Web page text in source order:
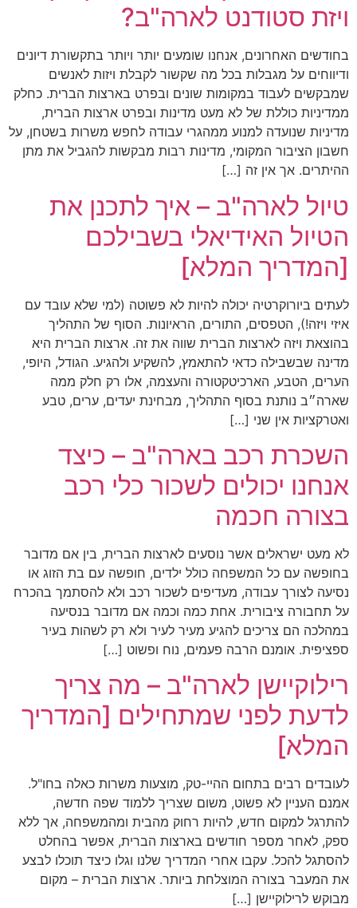
ויזת סטודנט לארה"ב?
בחודשים האחרונים, אנחנו שומעים יותר ויותר בתקשורת דיונים
ודיווחים על מגבלות בכל מה שקשור לקבלת ויזות לאנשים
שמבקשים לעבוד במקומות שונים ובפרט בארצות הברית. כחלק
ממדיניות כוללת של לא מעט מדינות ובפרט ארצות הברית,
מדיניות שנועדה למנוע ממהגרי עבודה לחפש משרות בשטחן, על
חשבון הציבור המקומי, מדינות רבות מבקשות להגביל את מתן
ההיתרים. אך אין זה […]
טיול לארה"ב – איך לתכנן את
הטיול האידיאלי בשבילכם
[המדריך המלא]
לעתים ביורוקרטיה יכולה להיות לא פשוטה (למי שלא עובד עם
איזי ויזה!), הטפסים, התורים, הראיונות. הסוף של התהליך
בהוצאת ויזה לארצות הברית שווה את זה. ארצות הברית היא
מדינה שבשבילה כדאי להתאמץ, להשקיע ולהגיע. הגודל, היופי,
הערים, הטבע, הארכיטקטורה והעצמה, אלו רק חלק ממה
שארה״ב נותנת בסוף התהליך, מבחינת יעדים, ערים, טבע
ואטרקציות אין שני […]
השכרת רכב בארה"ב – כיצד
אנחנו יכולים לשכור כלי רכב
בצורה חכמה
לא מעט ישראלים אשר נוסעים לארצות הברית, בין אם מדובר
בחופשה עם כל המשפחה כולל ילדים, חופשה עם בת הזוג או
נסיעה לצורך עבודה, מעדיפים לשכור רכב ולא להסתמך בהכרח
על תחבורה ציבורית. אחת כמה וכמה אם מדובר בנסיעה
במהלכה הם צריכים להגיע מעיר לעיר ולא רק לשהות בעיר
ספציפית. אומנם הרבה פעמים, נוח ופשוט […]
רילוקיישן לארה"ב – מה צריך
לדעת לפני שמתחילים [המדריך
המלא]
לעובדים רבים בתחום ההיי-טק, מוצעות משרות כאלה בחו"ל.
אמנם העניין לא פשוט, משום שצריך ללמוד שפה חדשה,
להתרגל למקום חדש, להיות רחוק מהבית ומהמשפחה, אך ללא
ספק, לאחר מספר חודשים בארצות הברית, אפשר בהחלט
להסתגל להכל. עקבו אחרי המדריך שלנו וגלו כיצד תוכלו לבצע
את המעבר בצורה המוצלחת ביותר. ארצות הברית – מקום
מבוקש לרילוקיישן […]